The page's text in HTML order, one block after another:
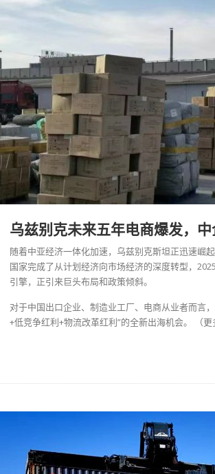
乌兹别克未来五年电商爆发，
随着中亚经济一体化加速，乌兹别克斯坦正迅速崛
国家完成了从计划经济向市场经济的深度转型，
引擎，正引来巨头布局和政策倾斜。
对于中国出口企业、制造业工厂、电商从业者而言
+低竞争红利+物流改革红利”的全新出海机会。
（